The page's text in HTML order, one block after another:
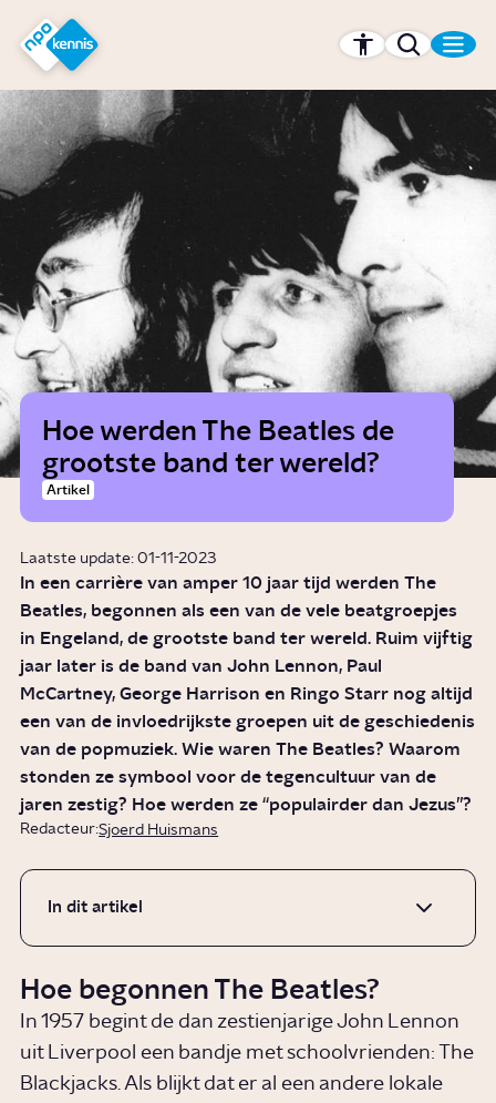
Hét kennisplatform van de NPO
Hoe werden The Beatles de
grootste band ter wereld?
Artikel
Laatste update: 01-11-2023
In een carrière van amper 10 jaar tijd werden The
Beatles, begonnen als een van de vele beatgroepjes
in Engeland, de grootste band ter wereld. Ruim vijftig
jaar later is de band van John Lennon, Paul
McCartney, George Harrison en Ringo Starr nog altijd
een van de invloedrijkste groepen uit de geschiedenis
van de popmuziek. Wie waren The Beatles? Waarom
stonden ze symbool voor de tegencultuur van de
jaren zestig? Hoe werden ze “populairder dan Jezus”?
Redacteur:Sjoerd Huismans
In dit artikel
Hoe begonnen The Beatles?
In 1957 begint de dan zestienjarige John Lennon
uit Liverpool een bandje met schoolvrienden: The
Blackjacks. Als blijkt dat er al een andere lokale